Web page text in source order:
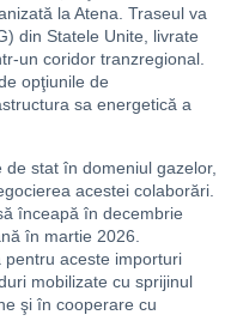
la Atena. Traseul va
din Statele Unite, livrate
un coridor tranzregional.
opţiunile de
sa energetică a
stat în domeniul gazelor,
acestei colaborări.
înceapă în decembrie
în martie 2026.
pentru aceste importuri
mobilizate cu sprijinul
şi în cooperare cu